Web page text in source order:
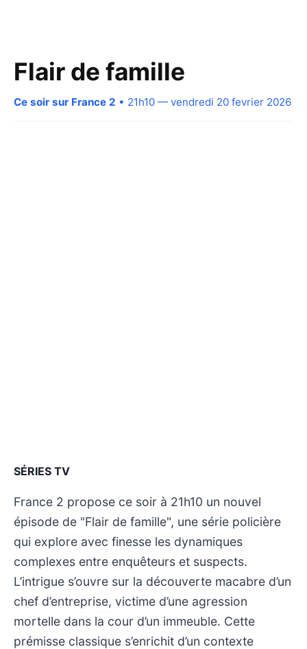
Flair de famille
Ce soir sur France 2 • 21h10 — vendredi 20 fevrier 2026
SÉRIES TV
France 2 propose ce soir à 21h10 un nouvel
épisode de "Flair de famille", une série policière
qui explore avec finesse les dynamiques
complexes entre enquêteurs et suspects.
L’intrigue s’ouvre sur la découverte macabre d’un
chef d’entreprise, victime d’une agression
mortelle dans la cour d’un immeuble. Cette
prémisse classique s’enrichit d’un contexte